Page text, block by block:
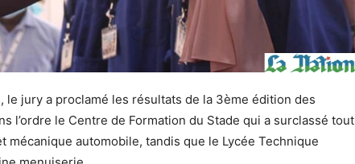
le jury a proclamé les résultats de la 3ème édition des
l’ordre le Centre de Formation du Stade qui a surclassé tout
mécanique automobile, tandis que le Lycée Technique